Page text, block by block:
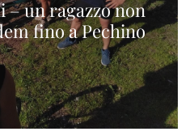
– un ragazzo non
fino a Pechino